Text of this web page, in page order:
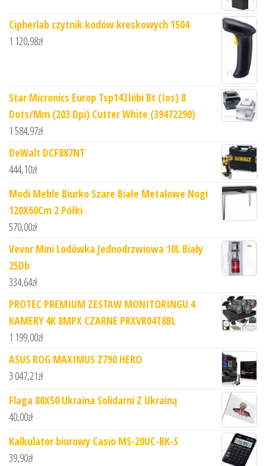
Cipherlab czytnik kodów kreskowych 1504
1 120,98zł
Star Micronics Europ Tsp143Iiibi Bt (Ios) 8
Dots/Mm (203 Dpi) Cutter White (39472290)
1 584,97zł
DeWalt DCF887NT
444,10zł
Modi Meble Biurko Szare Białe Metalowe Nogi
120X60Cm 2 Półki
570,00zł
Vevor Mini Lodówka Jednodrzwiowa 10L Biały
25Db
334,64zł
PROTEC PREMIUM ZESTAW MONITORINGU 4
KAMERY 4K 8MPX CZARNE PRXVR04T8BL
1 199,00zł
ASUS ROG MAXIMUS Z790 HERO
3 047,21zł
Flaga 80X50 Ukraina Solidarni Z Ukrainą
40,00zł
Kalkulator biurowy Casio MS-20UC-BK-S
39,90zł